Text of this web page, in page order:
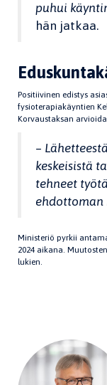
puhui
hän jatkaa.
Positiivinen edistys
fysioterapiakäyntien
Korvaustaksan
–
keskeisistä
tehneet
ehdottoman
Ministeriö pyrkii
2024 aikana.
lukien.